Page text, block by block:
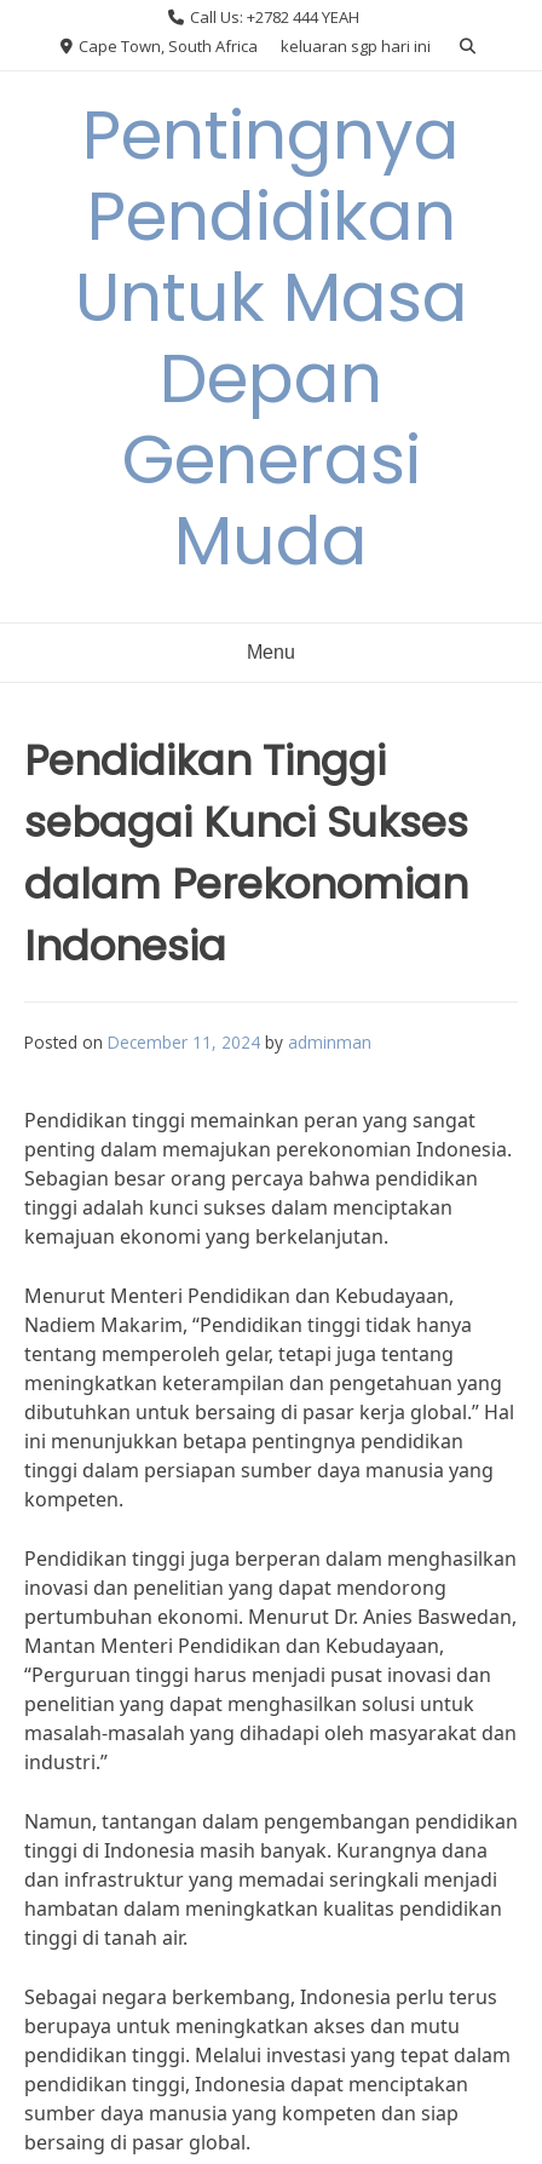
Call Us: +2782 444 YEAH
Cape Town, South Africa
keluaran sgp hari ini
Pentingnya
Pendidikan
Untuk Masa
Depan
Generasi
Muda
Menu
Pendidikan Tinggi
sebagai Kunci Sukses
dalam Perekonomian
Indonesia
Posted on December 11, 2024 by adminman
Pendidikan tinggi memainkan peran yang sangat
penting dalam memajukan perekonomian Indonesia.
Sebagian besar orang percaya bahwa pendidikan
tinggi adalah kunci sukses dalam menciptakan
kemajuan ekonomi yang berkelanjutan.
Menurut Menteri Pendidikan dan Kebudayaan,
Nadiem Makarim, “Pendidikan tinggi tidak hanya
tentang memperoleh gelar, tetapi juga tentang
meningkatkan keterampilan dan pengetahuan yang
dibutuhkan untuk bersaing di pasar kerja global.” Hal
ini menunjukkan betapa pentingnya pendidikan
tinggi dalam persiapan sumber daya manusia yang
kompeten.
Pendidikan tinggi juga berperan dalam menghasilkan
inovasi dan penelitian yang dapat mendorong
pertumbuhan ekonomi. Menurut Dr. Anies Baswedan,
Mantan Menteri Pendidikan dan Kebudayaan,
“Perguruan tinggi harus menjadi pusat inovasi dan
penelitian yang dapat menghasilkan solusi untuk
masalah-masalah yang dihadapi oleh masyarakat dan
industri.”
Namun, tantangan dalam pengembangan pendidikan
tinggi di Indonesia masih banyak. Kurangnya dana
dan infrastruktur yang memadai seringkali menjadi
hambatan dalam meningkatkan kualitas pendidikan
tinggi di tanah air.
Sebagai negara berkembang, Indonesia perlu terus
berupaya untuk meningkatkan akses dan mutu
pendidikan tinggi. Melalui investasi yang tepat dalam
pendidikan tinggi, Indonesia dapat menciptakan
sumber daya manusia yang kompeten dan siap
bersaing di pasar global.